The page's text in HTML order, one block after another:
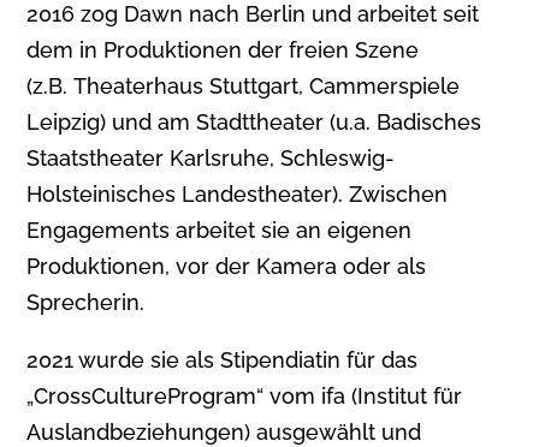
2016 zog Dawn nach Berlin und arbeitet seit
dem in Produktionen der freien Szene
(z.B. Theaterhaus Stuttgart, Cammerspiele
Leipzig) und am Stadttheater (u.a. Badisches
Staatstheater Karlsruhe, Schleswig-
Holsteinisches Landestheater). Zwischen
Engagements arbeitet sie an eigenen
Produktionen, vor der Kamera oder als
Sprecherin.
2021 wurde sie als Stipendiatin für das
„CrossCultureProgram“ vom ifa (Institut für
Auslandbeziehungen) ausgewählt und